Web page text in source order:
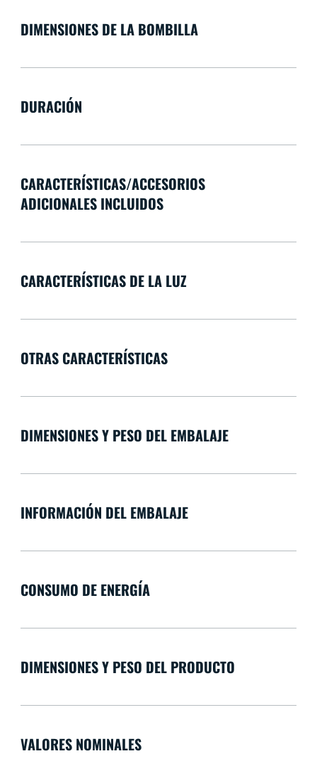
DIMENSIONES DE LA BOMBILLA
DURACIÓN
CARACTERÍSTICAS/ACCESORIOS
ADICIONALES INCLUIDOS
CARACTERÍSTICAS DE LA LUZ
OTRAS CARACTERÍSTICAS
DIMENSIONES Y PESO DEL EMBALAJE
INFORMACIÓN DEL EMBALAJE
CONSUMO DE ENERGÍA
DIMENSIONES Y PESO DEL PRODUCTO
VALORES NOMINALES